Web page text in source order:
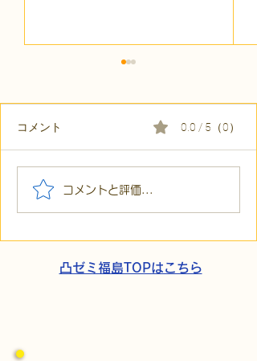
【代表ブログ】アメフト
の戦略思考に学ぶ！発達
コメント 0.0 / 5（0）
コメントと評価...
凸ゼミ福島TOPはこちら